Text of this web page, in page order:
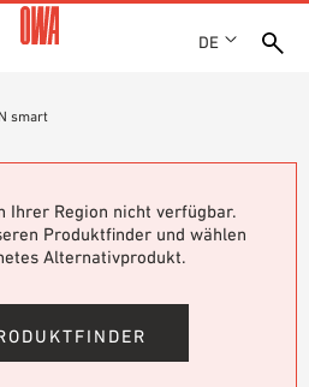
DE
smart
Ihrer Region nicht verfügbar.
Produktfinder und wählen
Alternativprodukt.